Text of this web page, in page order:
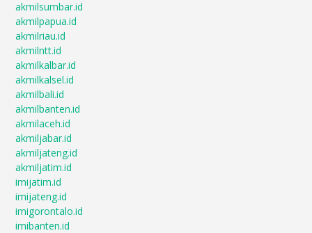
akmilsumbar.id
akmilpapua.id
akmilriau.id
akmilntt.id
akmilkalbar.id
akmilkalsel.id
akmilbali.id
akmilbanten.id
akmilaceh.id
akmiljabar.id
akmiljateng.id
akmiljatim.id
imijatim.id
imijateng.id
imigorontalo.id
imibanten.id